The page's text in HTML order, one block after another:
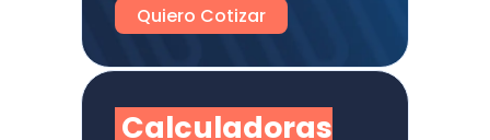
Calculadoras
Quiero Cotizar